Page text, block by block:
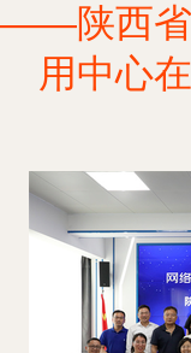
——陕西省
用中心